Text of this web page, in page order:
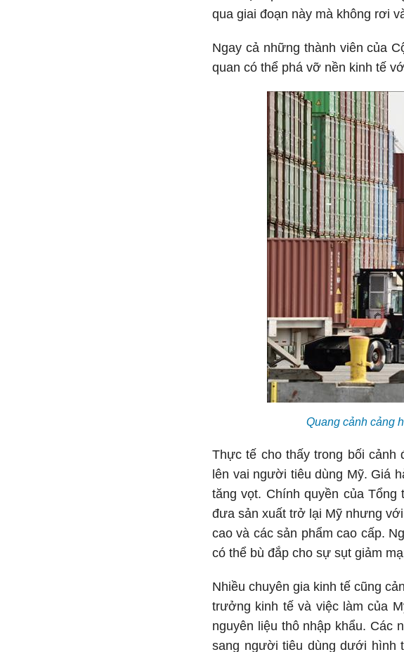
qua giai đoạn này mà không rơi
Ngay cả những thành viên của
quan có thể phá vỡ nền kinh tế
Quang cảnh cảng
Thực tế cho thấy trong bối cảnh
lên vai người tiêu dùng Mỹ. Giá
tăng vọt. Chính quyền của Tổng
đưa sản xuất trở lại Mỹ nhưng
cao và các sản phẩm cao cấp.
có thể bù đắp cho sự sụt giảm
Nhiều chuyên gia kinh tế cũng
trưởng kinh tế và việc làm của
nguyên liệu thô nhập khẩu. Các
sang người tiêu dùng dưới hình